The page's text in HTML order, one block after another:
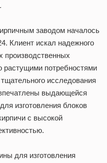
заводом началось
Клиент искал надежного
производственных
растущими потребностями
исследования
выдающейся
изготовления блоков
с высокой
для изготовления